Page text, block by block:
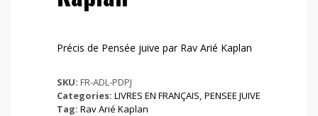
Précis de Pensée juive par Rav Arié Kaplan
SKU: FR-ADL-PDPJ
Categories: LIVRES EN FRANÇAIS, PENSEE JUIVE
Tag: Rav Arié Kaplan